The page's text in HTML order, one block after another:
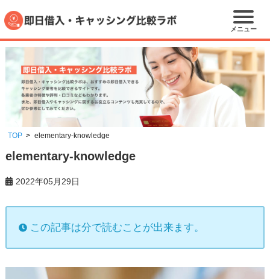
メニュー
TOP elementary-knowledge
elementary-knowledge
2022年05月29日
この記事は分で読むことが出来ます。